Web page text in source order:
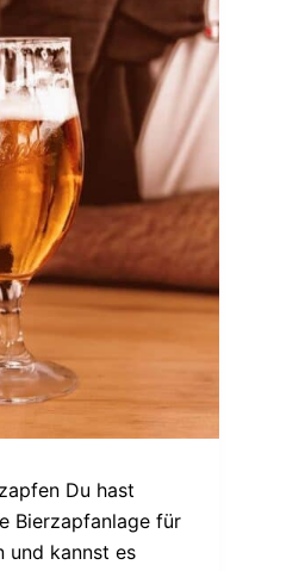
Du hast
Bierzapfanlage für
und kannst es